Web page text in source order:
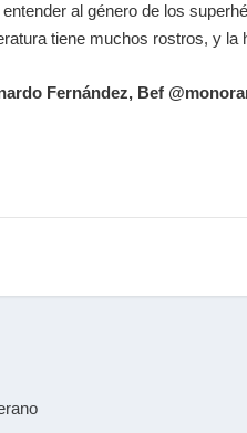
entender al género de los
tiene muchos rostros, y la
Fernández, Bef